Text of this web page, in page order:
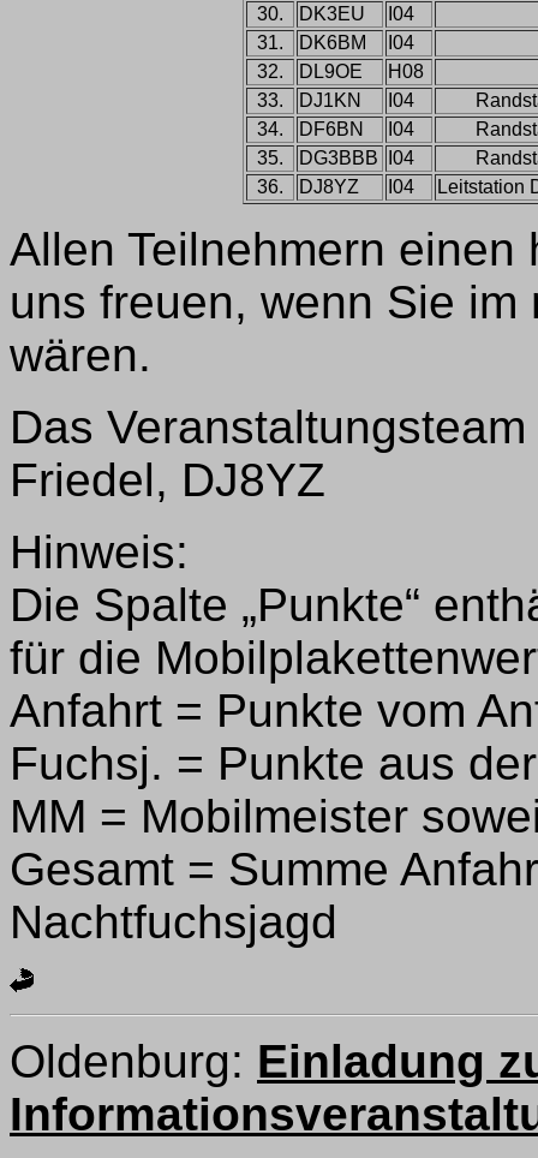
30. DK3EU
I04
31.
DK6BM
I04
32.
DL9OE
H08
33.
DJ1KN I04
34.
DF6BN I04
35.
DG3BBB I04
36.
DJ8YZ I04 Leitstation
Allen Teilnehmern
uns freuen, wenn Sie
wären.
Das
Friedel, DJ8YZ
Hinweis:
Die Spalte „Punkte“
für die
Anfahrt = Punkte vom
Fuchsj. = Punkte aus
MM = Mobilmeister
Gesamt = Summe
Nachtfuchsjagd
Oldenburg: Einladung